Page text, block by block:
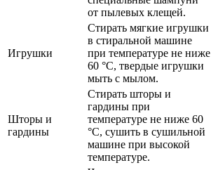
от пылевых клещей.
Игрушки
Стирать мягкие игрушки
в стиральной машине
при температуре не ниже
60 °C, твердые игрушки
мыть с мылом.
Шторы и
гардины
Стирать шторы и
гардины при
температуре не ниже 60
°C, сушить в сушильной
машине при высокой
температуре.